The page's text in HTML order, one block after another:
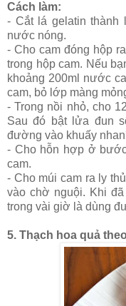
Cách làm:
- Cắt lá gelatin thành
nước nóng.
- Cho cam đóng hộp
trong hộp cam. Nếu
khoảng 200ml nước
cam, bỏ lớp màng
- Trong nồi nhỏ, cho
Sau đó bật lửa đun
đường vào khuấy
- Cho hỗn hợp ở
cam.
- Cho múi cam ra ly
vào chờ nguội. Khi
trong vài giờ là dùng
5. Thạch hoa quả